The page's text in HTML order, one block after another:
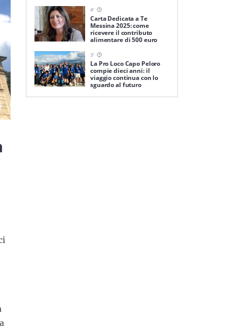
4'
Carta Dedicata a Te
Messina 2025: come
ricevere il contributo
alimentare di 500 euro
3'
La Pro Loco Capo Peloro
compie dieci anni: il
viaggio continua con lo
sguardo al futuro